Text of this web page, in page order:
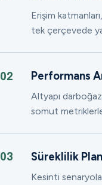
Erişim
tek çerçevede
02 Performans
Altyapı
somut
03 Süreklilik
Kesinti